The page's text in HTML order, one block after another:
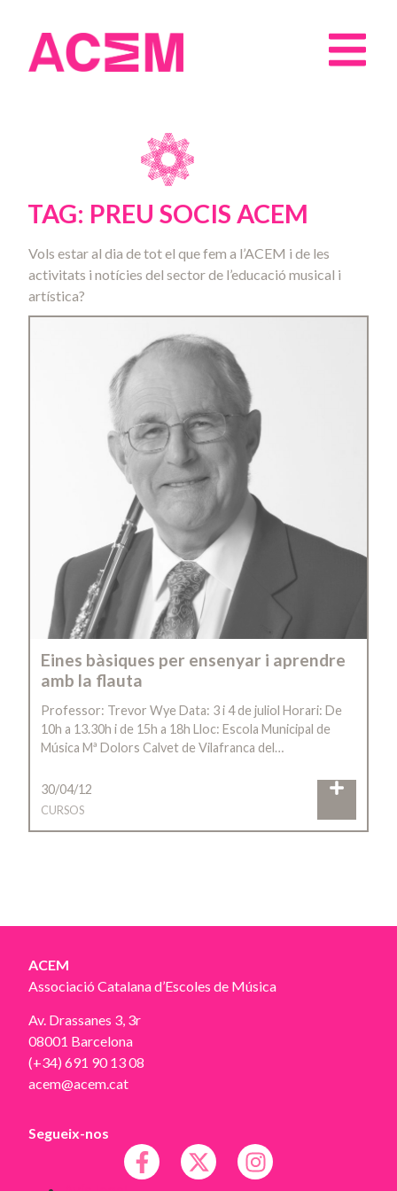
TAG: PREU SOCIS ACEM
Vols estar al dia de tot el que fem a l’ACEM i de les
activitats i notícies del sector de l’educació musical i
artística?
Eines bàsiques per ensenyar i aprendre
amb la flauta
Professor: Trevor Wye Data: 3 i 4 de juliol Horari: De
10h a 13.30h i de 15h a 18h Lloc: Escola Municipal de
Música Mª Dolors Calvet de Vilafranca del…
30/04/12
CURSOS
ACEM
Associació Catalana d’Escoles de Música
Av. Drassanes 3, 3r
08001 Barcelona
(+34) 691 90 13 08
acem@acem.cat
Segueix-nos